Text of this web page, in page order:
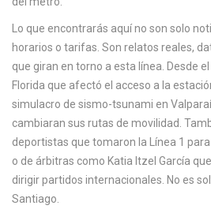
Lo que encontrarás aquí no son solo
horarios o tarifas. Son relatos reales,
que giran en torno a esta línea. Desde
Florida que afectó el acceso a la
simulacro de sismo-tsunami en
cambiaran sus rutas de movilidad.
deportistas que tomaron la Línea 1
o de árbitras como Katia Itzel García
dirigir partidos internacionales. No es
Santiago.